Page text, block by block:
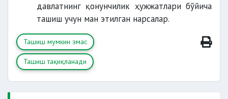
давлатнинг қонунчилик ҳужжатлари бўйича
ташиш учун ман этилган нарсалар.
Ташиш мумкин эмас
Ташиш тақиқланади